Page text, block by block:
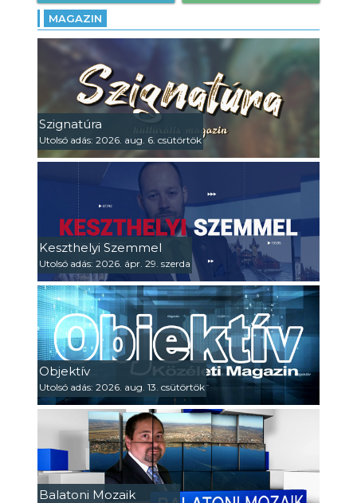
MAGAZIN
Szignatúra
Utolsó adás: 2026. aug. 6. csütörtök
Keszthelyi Szemmel
Utolsó adás: 2026. ápr. 29. szerda
Objektív
Utolsó adás: 2026. aug. 13. csütörtök
Balatoni Mozaik